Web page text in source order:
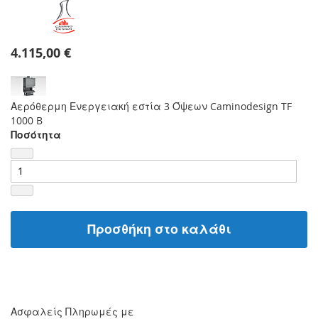
4.115,00 €
Αερόθερμη Ενεργειακή εστία 3 Όψεων Caminodesign TF
1000 B
Ποσότητα
Προσθήκη στο καλάθι
Ασφαλείς Πληρωμές με